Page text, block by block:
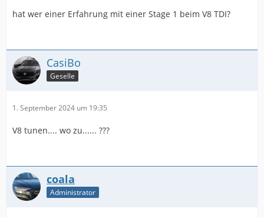
hat wer einer Erfahrung mit einer Stage 1 beim V8 TDI?
CasiBo
Geselle
1. September 2024 um 19:35
V8 tunen.... wo zu...... ???
coala
Administrator